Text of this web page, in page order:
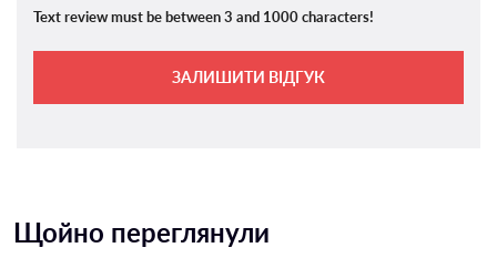
Text review must be between 3 and 1000 characters!
ЗАЛИШИТИ ВІДГУК
Щойно переглянули